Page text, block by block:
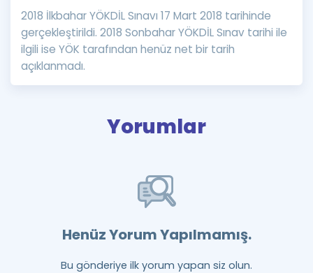
ÖSYM Sınav Takvimi
Kampanyalar
Blog
2018 İlkbahar YÖKDİL Sınavı 17 Mart 2018 tarihinde
gerçekleştirildi. 2018 Sonbahar YÖKDİL Sınav tarihi ile
ilgili ise YÖK tarafından henüz net bir tarih
açıklanmadı.
Yorumlar
Henüz Yorum Yapılmamış.
Bu gönderiye ilk yorum yapan siz olun.